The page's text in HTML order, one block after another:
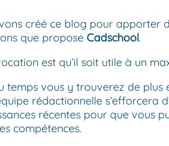
créé ce blog pour apporter
que propose Cadschool.
est qu’il soit utile à un
temps vous y trouverez de plus
rédactionnelle s’efforcera
récentes pour que vous
compétences.